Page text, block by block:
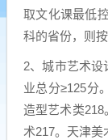
取文化课最低
科的省份，则
2、城市艺术设
业总分≥125分
造型艺术类218
术217。天津美